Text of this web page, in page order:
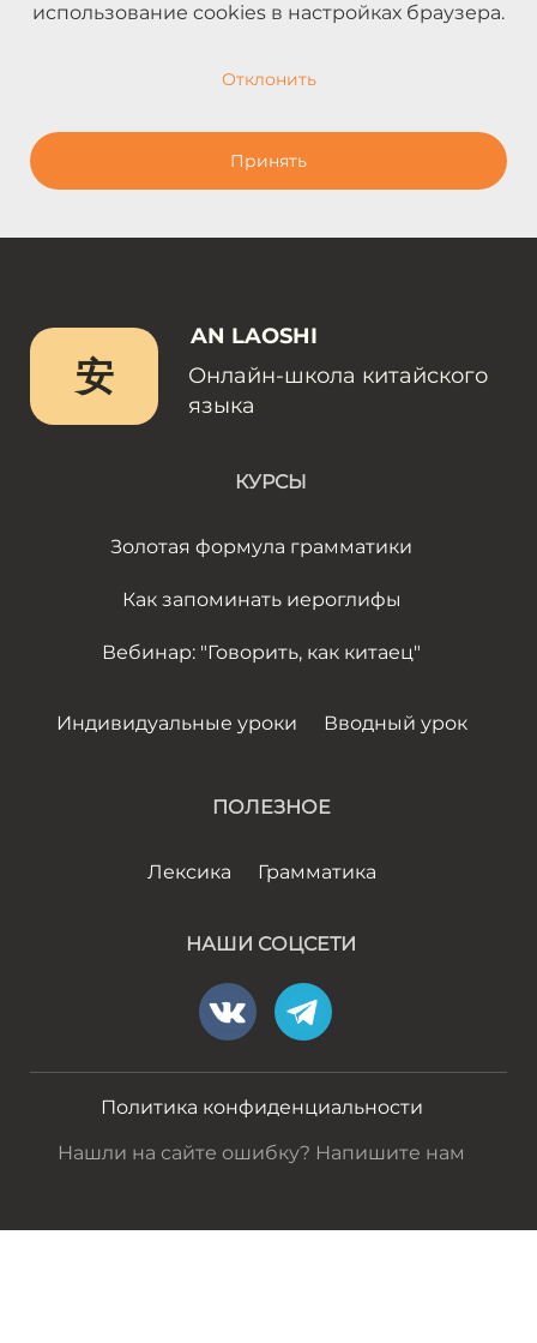
использование cookies в настройках браузера.
Отклонить
Принять
安
AN LAOSHI
Онлайн-школа китайского
языка
КУРСЫ
Золотая формула грамматики
Как запоминать иероглифы
Вебинар: "Говорить, как китаец"
Индивидуальные уроки Вводный урок
ПОЛЕЗНОЕ
Лексика Грамматика
НАШИ СОЦСЕТИ
Политика конфиденциальности
Нашли на сайте ошибку? Напишите нам